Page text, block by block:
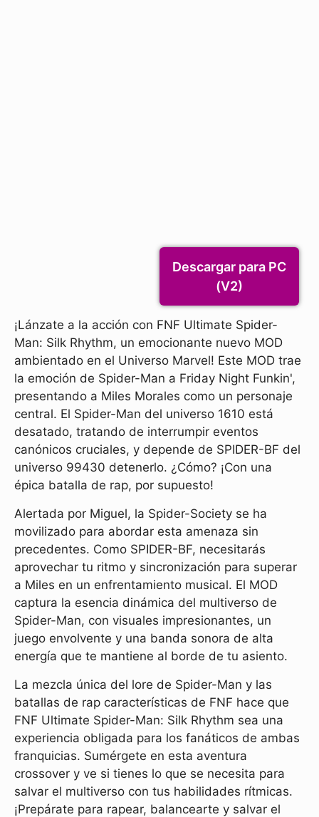
Descargar para PC
(V2)
¡Lánzate a la acción con FNF Ultimate Spider-
Man: Silk Rhythm, un emocionante nuevo MOD
ambientado en el Universo Marvel! Este MOD trae
la emoción de Spider-Man a Friday Night Funkin',
presentando a Miles Morales como un personaje
central. El Spider-Man del universo 1610 está
desatado, tratando de interrumpir eventos
canónicos cruciales, y depende de SPIDER-BF del
universo 99430 detenerlo. ¿Cómo? ¡Con una
épica batalla de rap, por supuesto!
Alertada por Miguel, la Spider-Society se ha
movilizado para abordar esta amenaza sin
precedentes. Como SPIDER-BF, necesitarás
aprovechar tu ritmo y sincronización para superar
a Miles en un enfrentamiento musical. El MOD
captura la esencia dinámica del multiverso de
Spider-Man, con visuales impresionantes, un
juego envolvente y una banda sonora de alta
energía que te mantiene al borde de tu asiento.
La mezcla única del lore de Spider-Man y las
batallas de rap características de FNF hace que
FNF Ultimate Spider-Man: Silk Rhythm sea una
experiencia obligada para los fanáticos de ambas
franquicias. Sumérgete en esta aventura
crossover y ve si tienes lo que se necesita para
salvar el multiverso con tus habilidades rítmicas.
¡Prepárate para rapear, balancearte y salvar el